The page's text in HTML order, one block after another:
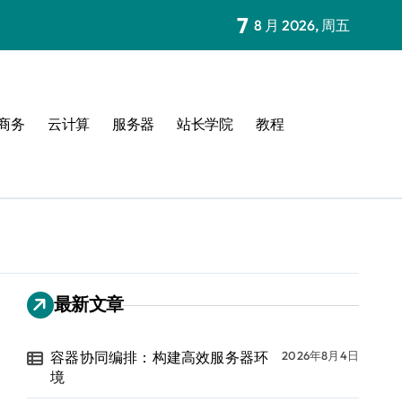
7 8 月 2026, 周五
务 云计算 服务器 站长学院 教程
最新文章
容器协同编排：构建高效服务器环
境
2026年8月4日